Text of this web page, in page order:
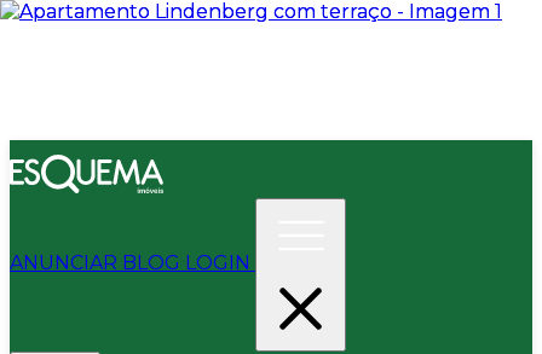
ANUNCIAR BLOG LOGIN